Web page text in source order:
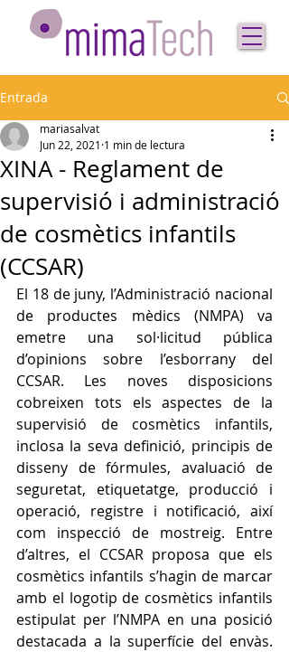
Entrada
XINA - Reglament de
supervisió i administració
de cosmètics infantils
(CCSAR)
mariasalvat
Jun 22, 2021 1 min de lectura
El 18 de juny, l’Administració nacional
de productes mèdics (NMPA) va
emetre una sol·licitud pública
d’opinions sobre l’esborrany del
CCSAR. Les noves disposicions
cobreixen tots els aspectes de la
supervisió de cosmètics infantils,
inclosa la seva definició, principis de
disseny de fórmules, avaluació de
seguretat, etiquetatge, producció i
operació, registre i notificació, així
com inspecció de mostreig. Entre
d’altres, el CCSAR proposa que els
cosmètics infantils s’hagin de marcar
amb el logotip de cosmètics infantils
estipulat per l’NMPA en una posició
destacada a la superfície del envàs.